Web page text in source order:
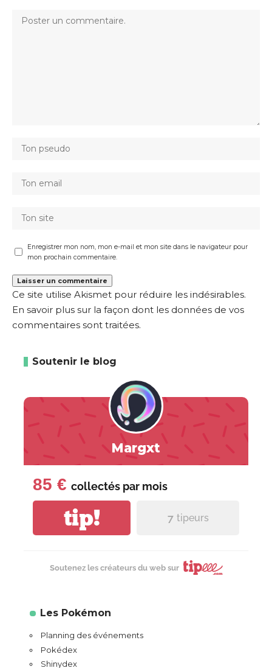
Enregistrer mon nom, mon e-mail et mon site dans le navigateur pour
mon prochain commentaire.
Ce site utilise Akismet pour réduire les indésirables.
En savoir plus sur la façon dont les données de vos
commentaires sont traitées.
Soutenir le blog
Margxt
85 € collectés par mois
tip! 7 tipeurs
Soutenez les créateurs du web sur
Les Pokémon
Planning des événements
Pokédex
Shinydex